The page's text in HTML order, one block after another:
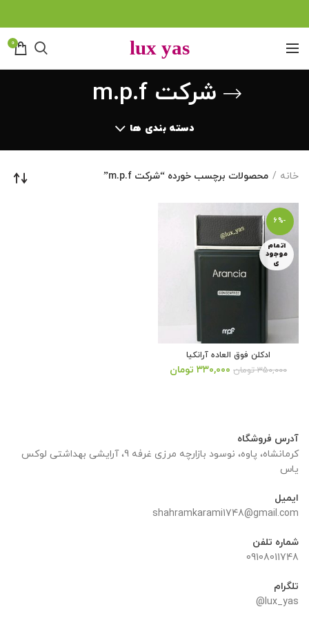
0
شرکت m.p.f
دسته بندی ها
خانه محصولات برچسب خورده “شرکت m.p.f”
-6%
اتمام
موجود
ی
ادکلن فوق العاده آرانکیا
۳۵۰,۰۰۰ تومان قیمت
۳۳۰,۰۰۰ تومان
آدرس فروشگاه
کرمانشاه، پاوه، نوسود بازارچه مرزی غرفه 9، آرایشی بهداشتی لوکس
یاس
ایمیل
shahramkarami1748@gmail.com
شماره تلفن
09108011748
تلگرام
lux_yas@